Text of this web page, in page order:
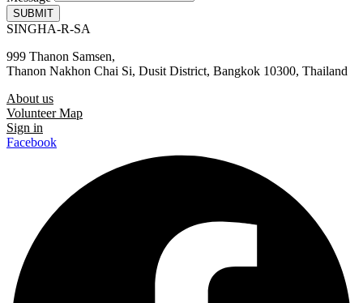
SUBMIT
SINGHA-R-SA
999 Thanon Samsen,
Thanon Nakhon Chai Si, Dusit District, Bangkok 10300, Thailand
About us
Volunteer Map
Sign in
Facebook